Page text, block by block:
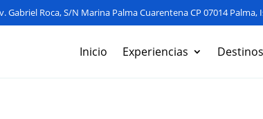
Gabriel Roca, S/N Marina Palma Cuarentena CP 07014 Palma,
Inicio Experiencias Destinos